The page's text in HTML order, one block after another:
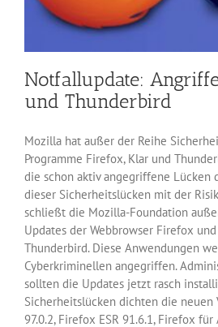
Notfallupdate:
und Thunderbird
Mozilla hat außer der Reihe
Programme Firefox, Klar und
die schon aktiv angegriffene Lücken
dieser Sicherheitslücken mit der
schließt die Mozilla-Foundation
Updates der Webbrowser Firefox
Thunderbird. Diese Anwendungen
Cyberkriminellen angegriffen.
sollten die Updates jetzt rasch
Sicherheitslücken dichten die neuen
97.0.2, Firefox ESR 91.6.1, Firefox für